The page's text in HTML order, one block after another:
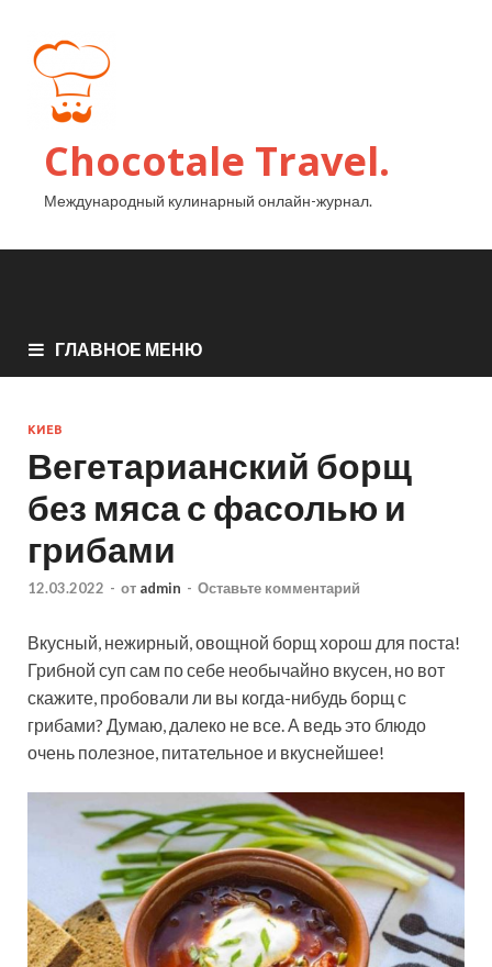
Chocotale Travel.
Международный кулинарный онлайн-журнал.
ГЛАВНОЕ МЕНЮ
КИЕВ
Вегетарианский борщ
без мяса с фасолью и
грибами
12.03.2022 - от admin - Оставьте комментарий
Вкусный, нежирный, овощной борщ хорош для поста!
Грибной суп сам по себе необычайно вкусен, но вот
скажите, пробовали ли вы когда-нибудь борщ с
грибами? Думаю, далеко не все. А ведь это блюдо
очень полезное, питательное и вкуснейшее!